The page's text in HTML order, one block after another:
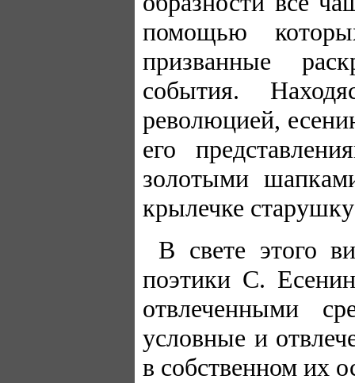
помощью
призванные
события.
революцией,
его
золотыми
крылечке
В свете этого
поэтики С.
отвлеченными
условные и
в собственном их